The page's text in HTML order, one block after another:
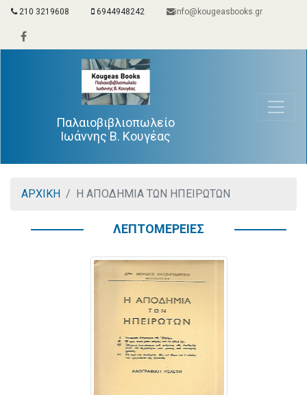
210 3219608 6944948242 info@kougeasbooks.gr
Παλαιοβιβλιοπωλείο
Ιωάννης Β. Κουγέας
ΑΡΧΙΚΗ Η ΑΠΟΔΗΜΙΑ ΤΩΝ ΗΠΕΙΡΩΤΩΝ
ΛΕΠΤΟΜΕΡΕΙΕΣ